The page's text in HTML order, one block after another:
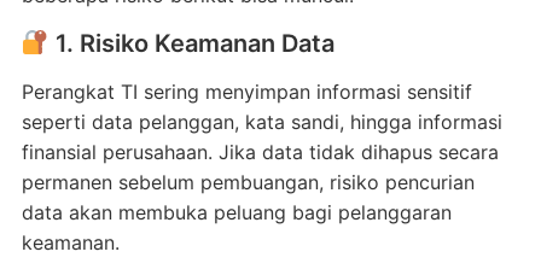
1. Risiko Keamanan Data
Perangkat TI sering menyimpan informasi sensitif
seperti data pelanggan, kata sandi, hingga informasi
finansial perusahaan. Jika data tidak dihapus secara
permanen sebelum pembuangan, risiko pencurian
data akan membuka peluang bagi pelanggaran
keamanan.